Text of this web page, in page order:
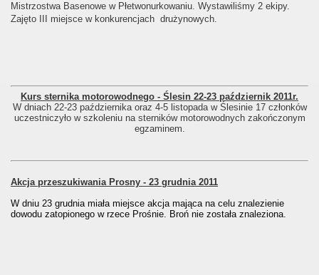
Mistrzostwa Basenowe w Płetwonurkowaniu. Wystawiliśmy 2 ekipy.
Zajęto III miejsce w konkurencjach drużynowych.
Kurs sternika motorowodnego - Ślesin 22-23 październik 2011r.
W dniach 22-23 października oraz 4-5 listopada w Ślesinie 17 członków
uczestniczyło w szkoleniu na sterników motorowodnych zakończonym
egzaminem.
Akcja przeszukiwania Prosny - 23 grudnia 2011
W dniu 23 grudnia miała miejsce akcja mająca na celu znalezienie
dowodu zatopionego w rzece Prośnie. Broń nie została znaleziona.